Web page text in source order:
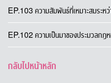
EP.103 ความสัมพันธ์ที่เหมาะสมระห
EP.102 ความเป็นมาของประมวลก
กลับไปหน้าหลัก